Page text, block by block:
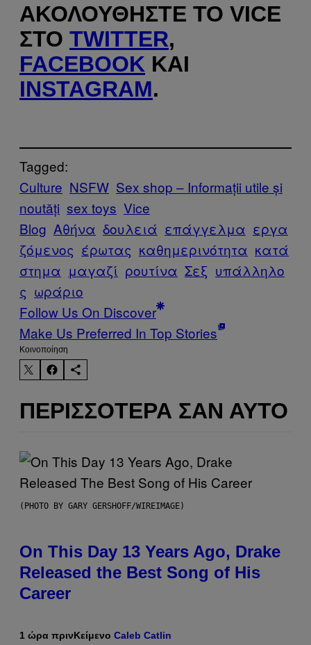
ΑΚΟΛΟΥΘΉΣΤΕ ΤΟ VICE
ΣΤΟ TWITTER,
FACEBOOK ΚΑΙ
INSTAGRAM.
Tagged:
Culture NSFW Sex shop – Informații utile și
noutăți sex toys Vice
Blog Αθήνα δουλειά επάγγελμα εργα
ζόμενος έρωτας καθημερινότητα κατά
στημα μαγαζί ρουτίνα Σεξ υπάλληλο
ς ωράριο
Follow Us On Discover
Make Us Preferred In Top Stories
Kοινοποίηση
ΠΕΡΙΣΣΌΤΕΡΑ ΣΑΝ ΑΥΤΌ
(PHOTO BY GARY GERSHOFF/WIREIMAGE)
On This Day 13 Years Ago, Drake
Released the Best Song of His
Career
1 ώρα πρινΚείμενο Caleb Catlin